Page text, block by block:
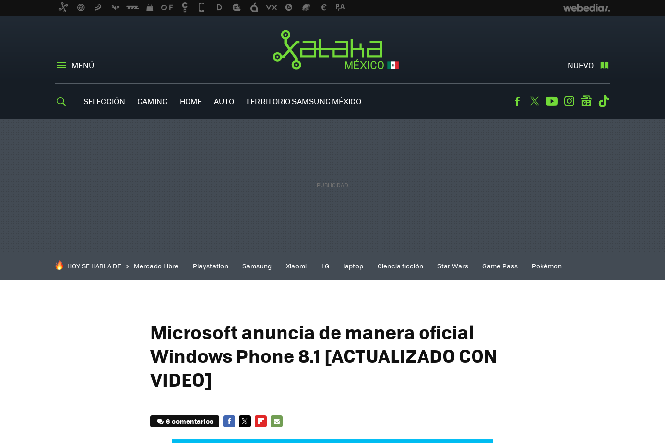
MENÚ NUEVO
SELECCIÓN GAMING HOME AUTO TERRITORIO SAMSUNG MÉXICO Facebook
TwitterYoutubeInstagramgooglenews
HOY SE HABLA DE Mercado Libre Playstation Samsung Xiaomi LG laptop Ciencia ficción Star Wars Game Pass Pokémon
Microsoft anuncia de manera oficial
Windows Phone 8.1 [ACTUALIZADO CON
VIDEO]
6 comentarios